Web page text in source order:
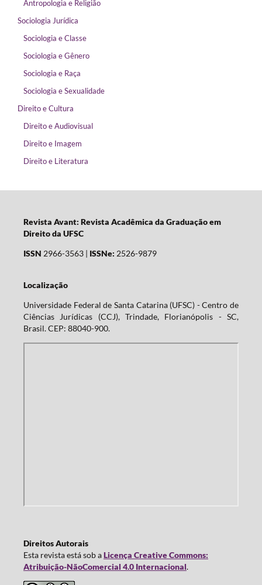
Antropologia e Religião
Sociologia Jurídica
Sociologia e Classe
Sociologia e Gênero
Sociologia e Raça
Sociologia e Sexualidade
Direito e Cultura
Direito e Audiovisual
Direito e Imagem
Direito e Literatura
Revista Avant: Revista Acadêmica da Graduação em
Direito da UFSC
ISSN 2966-3563 | ISSNe: 2526-9879
Localização
Universidade Federal de Santa Catarina (UFSC) - Centro de
Ciências Jurídicas (CCJ), Trindade, Florianópolis - SC,
Brasil. CEP: 88040-900.
Direitos Autorais
Esta revista está sob aLicença Creative Commons:
Atribuição-NãoComercial 4.0 Internacional.